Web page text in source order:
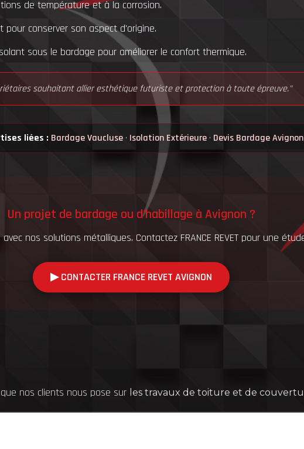
de température et à la corrosion.
conserver son aspect d'origine.
sous le bardage pour améliorer le confort thermique.
souhaitant allier esthétique futuriste et protection à toute épreuve."
liées : Bardage Vaucluse· Isolation Extérieure· Devis Bardage Avignon
Un projet de bardage ou d'habillage à Avignon ?
nos solutions métalliques. Contactez FRANCE REVET pour une
▶︎ CONTACTER FRANCE REVET AVIGNON
nos clients nous pose sur les travaux de toiture et de